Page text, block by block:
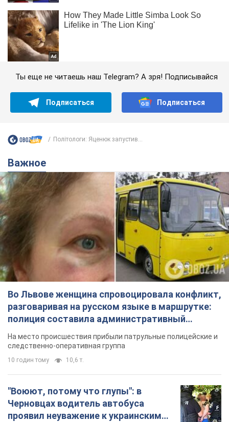
Ты еще не читаешь наш Telegram? А зря! Подписывайся
Подписаться Подписаться
Політологи: Яценюк запустив...
Важное
Во Львове женщина спровоцировала конфликт,
разговаривая на русском языке в маршрутке:
полиция составила административный
протокол. Видео
На место происшествия прибыли патрульные полицейские и
следственно-оперативная группа
10 годин тому 10,6 т.
"Воюют, потому что глупы": в
Черновцах водитель автобуса
проявил неуважение к украинским